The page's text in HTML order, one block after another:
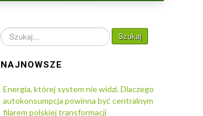
Szukaj... Szukaj
NAJNOWSZE
Energia, której system nie widzi. Dlaczego
autokonsumpcja powinna być centralnym
filarem polskiej transformacji